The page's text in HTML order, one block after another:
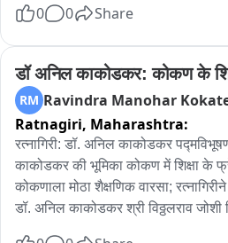
लेनवर आल्याने पुण्याकडे येणारी वाहतूक
घेऊन घटनास्थळी पोहचले असून
प्रयत्न सुरु आहेत.
0 0 Share
डॉ अनिल काकोडकर: कोकण के
RM Ravindra Manohar
Ratnagiri, Maharashtra:
रत्नागिरी: डॉ. अनिल काकोडकर
काकोडकर की भूमिका कोकण में शिक्षा के
कोकणाला मोठा शैक्षणिक वारसा;
डॉ. अनिल काकोडकर श्री विठ्ठलराव जोशी